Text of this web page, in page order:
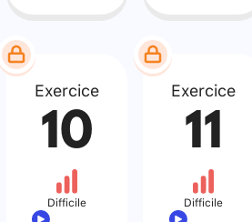
Exercice
10
Difficile
Exercice
11
Difficile